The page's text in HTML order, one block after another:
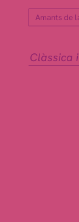
Amants de
Clàssica